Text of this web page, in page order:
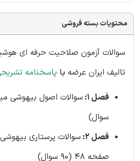
محتویات بسته فروشی
تالیف ایران عرضه با پاسخنامه
فصل 1:
سوال)
فصل 2:
سوالات پرستاری
صفحه 48 (90 سوال)